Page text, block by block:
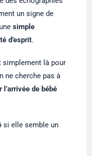
un signe de
simple
d’esprit.
simplement là pour
ne cherche pas à
l’arrivée de bébé
si elle semble un